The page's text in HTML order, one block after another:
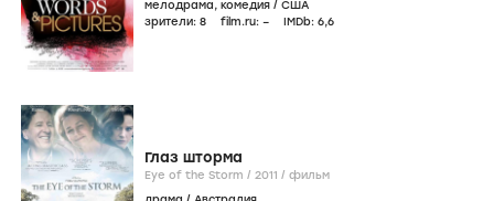
мелодрама, комедия / США
зрители: 8 film.ru: – IMDb: 6,6
Глаз шторма
Eye of the Storm / 2011 / фильм